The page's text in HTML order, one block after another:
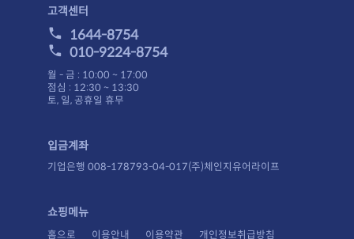
고객센터
1644-8754
010-9224-8754
월 - 금 : 10:00 ~ 17:00
점심 : 12:30 ~ 13:30
토, 일, 공휴일 휴무
입금계좌
기업은행 008-178793-04-017(주)체인지유어라이프
쇼핑메뉴
홈으로 이용안내 이용약관
개인정보취급방침